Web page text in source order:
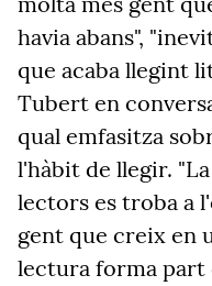
havia abans",
que acaba llegint
Tubert en
qual emfasitza
l'hàbit de llegir.
lectors es troba a
gent que creix en
lectura forma part